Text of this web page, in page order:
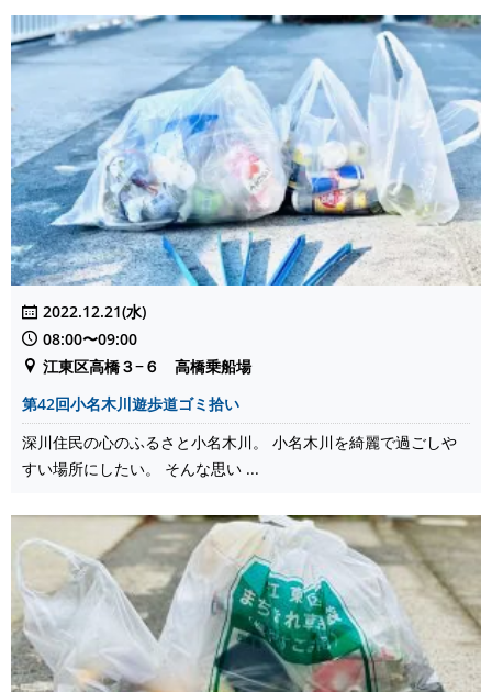
2022.12.21(水)
08:00〜09:00
江東区高橋３−６ 高橋乗船場
第42回小名木川遊歩道ゴミ拾い
深川住民の心のふるさと小名木川。 小名木川を綺麗で過ごしや
すい場所にしたい。 そんな思い ...